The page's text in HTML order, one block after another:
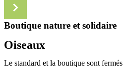
Boutique nature et solidaire
Oiseaux
Le standard et la boutique sont